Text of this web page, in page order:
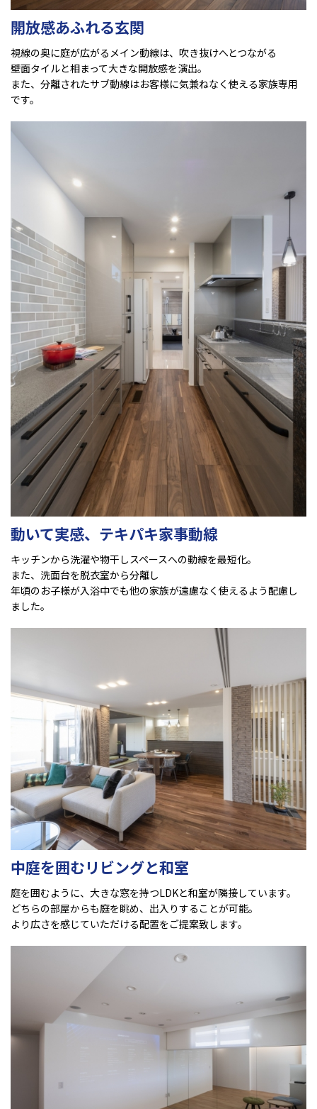
開放感あふれる玄関
視線の奥に庭が広がるメイン動線は、吹き抜けへとつながる
壁面タイルと相まって大きな開放感を演出。
また、分離されたサブ動線はお客様に気兼ねなく使える家族専用
です。
動いて実感、テキパキ家事動線
キッチンから洗濯や物干しスペースへの動線を最短化。
また、洗面台を脱衣室から分離し
年頃のお子様が入浴中でも他の家族が遠慮なく使えるよう配慮し
ました。
中庭を囲むリビングと和室
庭を囲むように、大きな窓を持つLDKと和室が隣接しています。
どちらの部屋からも庭を眺め、出入りすることが可能。
より広さを感じていただける配置をご提案致します。